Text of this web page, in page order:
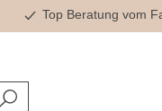
Top Beratung vom